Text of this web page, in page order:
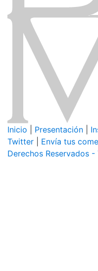
Inicio Presentación
Twitter
Envía tus
Derechos Reservados -